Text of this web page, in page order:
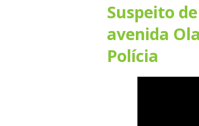
Suspeito
avenida
Polícia